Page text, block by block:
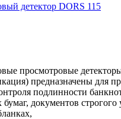
детектор DORS 115
просмотровые
предназначены для
подлинности
документов строгого